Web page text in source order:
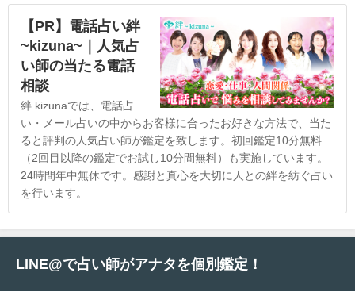
【PR】電話占い絆
~kizuna~｜人気占
い師の当たる電話
相談
絆 kizunaでは、電話占
い・メール占いの中からお客様に合ったお好きな方法で、当た
ると評判の人気占い師が鑑定を致します。初回鑑定10分無料
（2回目以降の鑑定でお試し10分間無料）も実施しています。
24時間年中無休です。感謝と真心を大切に人との絆を紡ぐ占い
を行います。
LINE@で占い師がアナタを個別鑑定！